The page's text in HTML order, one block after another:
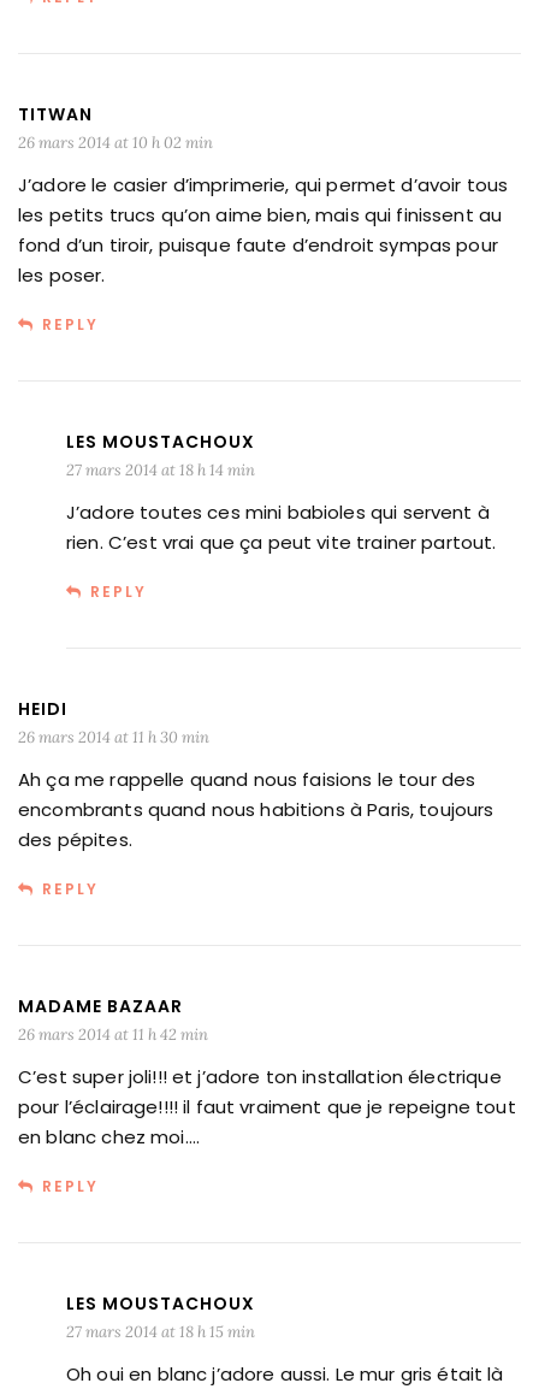
TITWAN
26 mars 2014 at 10 h 02 min
J’adore le casier d’imprimerie, qui permet d’avoir tous
les petits trucs qu’on aime bien, mais qui finissent au
fond d’un tiroir, puisque faute d’endroit sympas pour
les poser.
REPLY
LES MOUSTACHOUX
27 mars 2014 at 18 h 14 min
J’adore toutes ces mini babioles qui servent à
rien. C’est vrai que ça peut vite trainer partout.
REPLY
HEIDI
26 mars 2014 at 11 h 30 min
Ah ça me rappelle quand nous faisions le tour des
encombrants quand nous habitions à Paris, toujours
des pépites.
REPLY
MADAME BAZAAR
26 mars 2014 at 11 h 42 min
C’est super joli!!! et j’adore ton installation électrique
pour l’éclairage!!!! il faut vraiment que je repeigne tout
en blanc chez moi….
REPLY
LES MOUSTACHOUX
27 mars 2014 at 18 h 15 min
Oh oui en blanc j’adore aussi. Le mur gris était là